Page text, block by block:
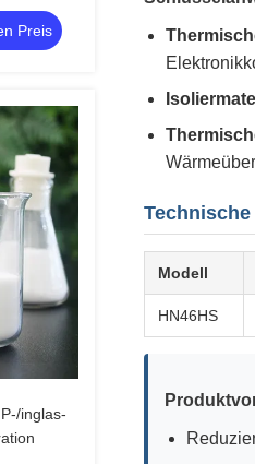
Preis
inglas-
Modell
HN46HS